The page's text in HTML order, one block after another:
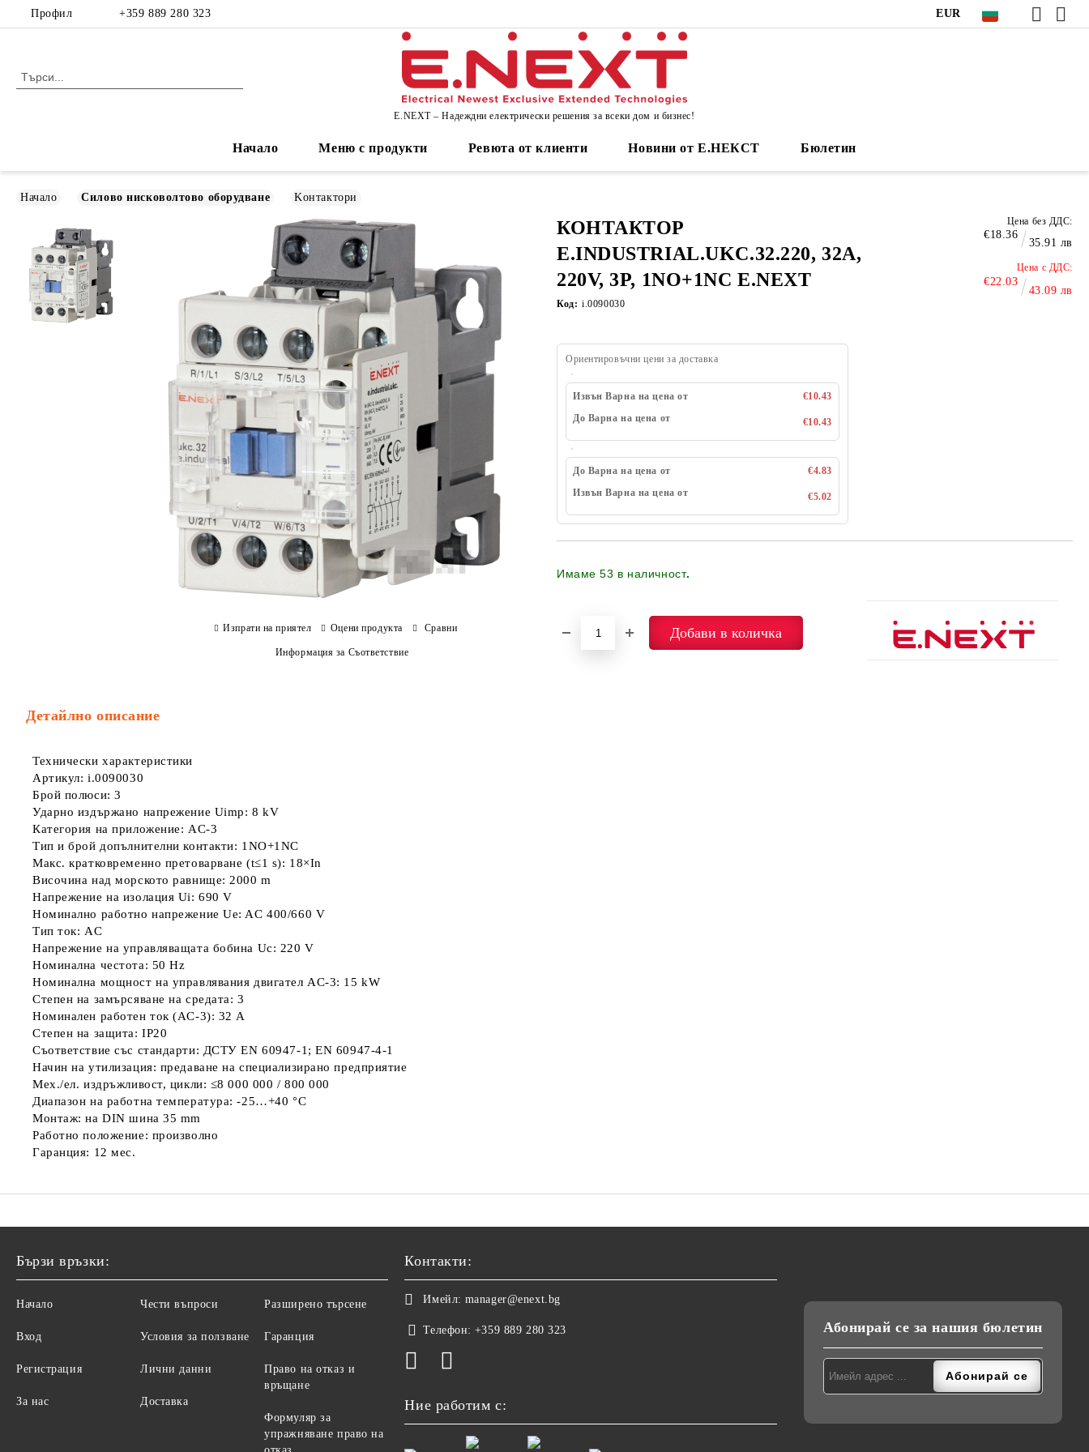
Профил +359 889 280 323 EUR
E.NEXT – Надеждни електрически решения за всеки дом и бизнес!
Начало Меню с продукти Ревюта от клиенти Новини от Е.НЕКСТ Бюлетин
Начало Силово нисковолтово оборудване Kонтактори
КОНТАКТОР
E.INDUSTRIAL.UKC.32.220, 32А,
220V, 3P, 1NO+1NC E.NEXT
Цена без ДДС:
€18.36
35.91 лв
Цена с ДДС:
€22.03
43.09 лв
Код: i.0090030
Ориентировъчни цени за доставка
Извън Варна на цена от
€10.43
До Варна на цена от
€10.43
До Варна на цена от
€4.83
Извън Варна на цена от
€5.02
Имаме53 в наличност.
Изпрати на приятел Оцени продукта Сравни
Информация за Съответствие
Детайлно описание
Технически характеристики
Артикул: i.0090030
Брой полюси: 3
Ударно издържано напрежение Uimp: 8 kV
Категория на приложение: AC-3
Тип и брой допълнителни контакти: 1NO+1NC
Макс. кратковременно претоварване (t≤1 s): 18×In
Височина над морското равнище: 2000 m
Напрежение на изолация Ui: 690 V
Номинално работно напрежение Ue: AC 400/660 V
Тип ток: AC
Напрежение на управляващата бобина Uc: 220 V
Номинална честота: 50 Hz
Номинална мощност на управлявания двигател AC-3: 15 kW
Степен на замърсяване на средата: 3
Номинален работен ток (AC-3): 32 A
Степен на защита: IP20
Съответствие със стандарти: ДСТУ EN 60947-1; EN 60947-4-1
Начин на утилизация: предаване на специализирано предприятие
Мех./ел. издръжливост, цикли: ≤8 000 000 / 800 000
Диапазон на работна температура: -25…+40 °C
Монтаж: на DIN шина 35 mm
Работно положение: произволно
Гаранция: 12 мес.
Бързи връзки:
Начало
Вход
Регистрация
За нас
Чести въпроси
Условия за ползване
Лични данни
Доставка
Разширено търсене
Гаранция
Право на отказ и
връщане
Формуляр за
упражняване право на
Контакти:
Имейл: manager@enext.bg
Телефон: +359 889 280 323
Ние работим с:
Абонирай се за нашия бюлетин